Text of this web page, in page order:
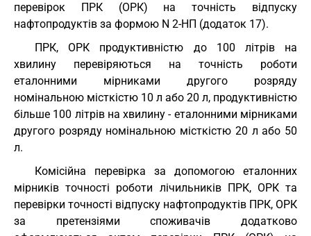
перевірок ПРК (ОРК) на точність відпуску
нафтопродуктів за формою N 2-НП (додаток 17).
ПРК, ОРК продуктивністю до 100 літрів на
хвилину перевіряються на точність роботи
еталонними мірниками другого розряду
номінальною місткістю 10 л або 20 л, продуктивністю
більше 100 літрів на хвилину - еталонними мірниками
другого розряду номінальною місткістю 20 л або 50
л.
Комісійна перевірка за допомогою еталонних
мірників точності роботи лічильників ПРК, ОРК та
перевірки точності відпуску нафтопродуктів ПРК, ОРК
за претензіями споживачів додатково